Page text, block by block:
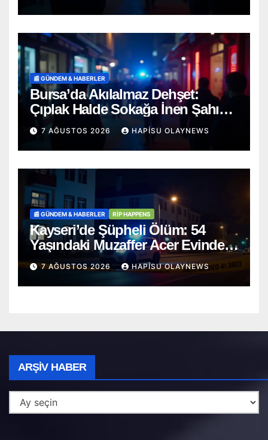
📰 GÜNDEM & HABERLER
Bursa’da Akılalmaz Dehşet:
Çıplak Halde Sokağa İnen Şahıs
Terör Estirdi!
7 AĞUSTOS 2026 HAPISU OLAYNEWS
📰 GÜNDEM & HABERLER RİP HAPPENS
Kayseri’de Şüpheli Ölüm: 54
Yaşındaki Muzaffer Acer Evinde
Cansız Bulundu
7 AĞUSTOS 2026 HAPISU OLAYNEWS
ARŞIV HABER
Haber